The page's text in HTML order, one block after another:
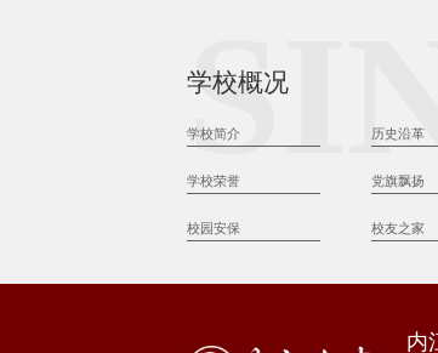
学校概况
学校简介 历史沿革
学校荣誉 党旗飘扬
校园安保 校友之家
内